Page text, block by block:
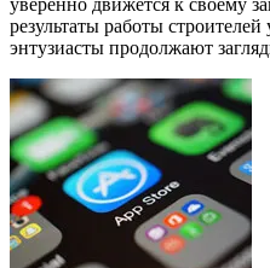
уверенно движется к своему
результаты работы
энтузиасты продолжают